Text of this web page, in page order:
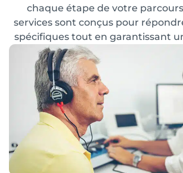
chaque étape de votre
services sont conçus pour
spécifiques tout en garantissant